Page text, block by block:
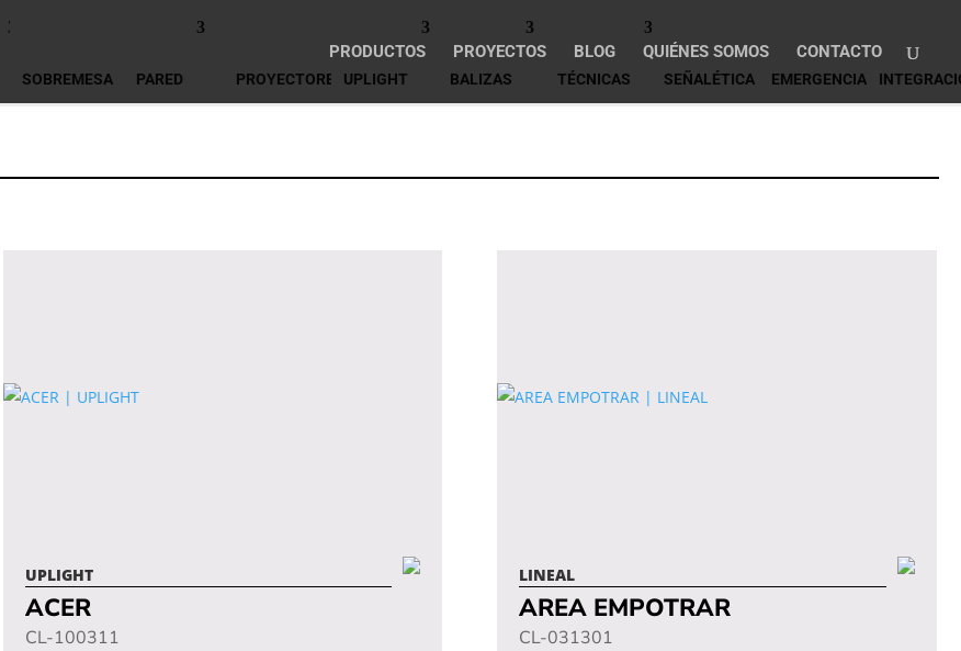
PRODUCTOS PROYECTOS BLOG QUIÉNES SOMOS CONTACTO
SOBREMESA PARED PROYECTORESUPLIGHT BALIZAS TÉCNICAS SEÑALÉTICA EMERGENCIA
UPLIGHT
ACER
CL-100311
LINEAL
AREA EMPOTRAR
CL-031301